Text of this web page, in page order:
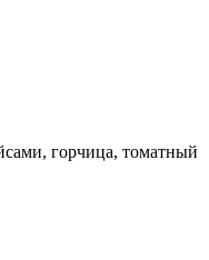
горчица, томатный